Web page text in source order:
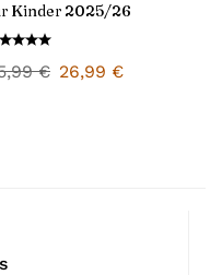
Kinder 2025/26
€ 26,99 €